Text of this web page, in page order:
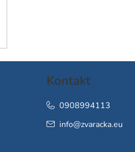
Kontakt
info@zvaracka.eu
0908994113